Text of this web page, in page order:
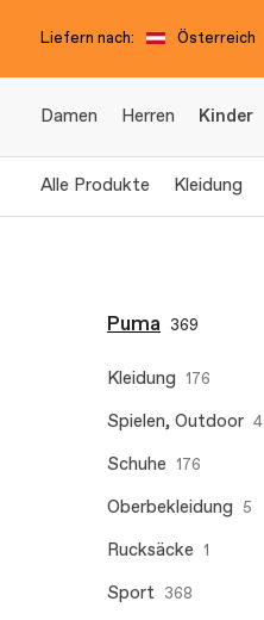
Liefern nach: Österreich
Damen Herren Kinder
Alle Produkte Kleidung
Puma 369
Kleidung 176
Spielen, Outdoor 4
Schuhe 176
Oberbekleidung 5
Rucksäcke 1
Sport 368